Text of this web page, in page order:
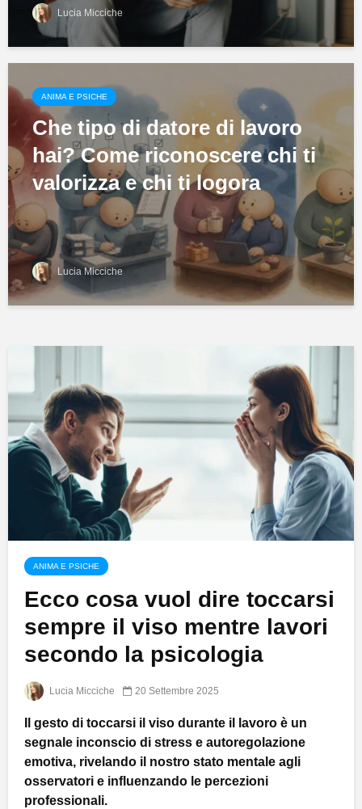
Lucia Micciche
ANIMA E PSICHE
Che tipo di datore di lavoro
hai? Come riconoscere chi ti
valorizza e chi ti logora
Lucia Micciche
ANIMA E PSICHE
Ecco cosa vuol dire toccarsi
sempre il viso mentre lavori
secondo la psicologia
Lucia Micciche 20 Settembre 2025
Il gesto di toccarsi il viso durante il lavoro è un
segnale inconscio di stress e autoregolazione
emotiva, rivelando il nostro stato mentale agli
osservatori e influenzando le percezioni
professionali.